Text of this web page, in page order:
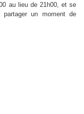
au lieu de 21h00, et se
un moment de